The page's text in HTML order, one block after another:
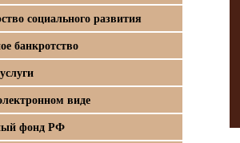
социального развития
банкротство
виде
фонд РФ